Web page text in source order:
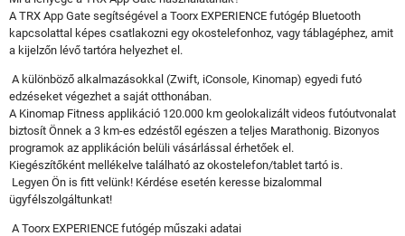
A TRX App Gate segítségével a Toorx EXPERIENCE futógép Bluetooth
kapcsolattal képes csatlakozni egy okostelefonhoz, vagy táblagéphez, amit
a kijelzőn lévő tartóra helyezhet el.
A különböző alkalmazásokkal (Zwift, iConsole, Kinomap) egyedi futó
edzéseket végezhet a saját otthonában.
A Kinomap Fitness applikáció 120.000 km geolokalizált videos futóutvonalat
biztosít Önnek a 3 km-es edzéstől egészen a teljes Marathonig. Bizonyos
programok az applikáción belüli vásárlással érhetőek el.
Kiegészítőként mellékelve található az okostelefon/tablet tartó is.
Legyen Ön is fitt velünk! Kérdése esetén keresse bizalommal
ügyfélszolgáltunkat!
A Toorx EXPERIENCE futógép műszaki adatai